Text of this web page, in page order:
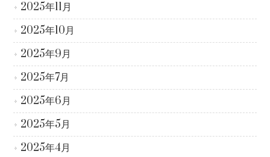
2025年11月
2025年10月
2025年9月
2025年7月
2025年6月
2025年5月
2025年4月